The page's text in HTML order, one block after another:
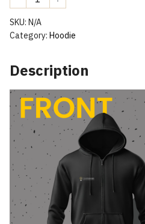
of
Stock]เสื้อ
ฮู้
ด
ปัก
ลาย
NOT
A
BUG,
IT
IS
A
FEATURE"
quantity
SKU: N/A
Category: Hoodie
Description